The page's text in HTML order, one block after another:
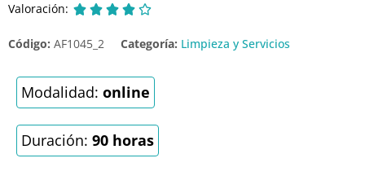
Valoración:     
Código: AF1045_2 Categoría: Limpieza y Servicios
Modalidad: online
Duración: 90 horas